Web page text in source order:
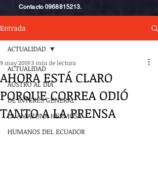
Contacto0968815213.
Entrada
ACTUALIDAD
AUSTRO AL DÍA
DE INTERÉS GENERAL
LA AMAZONA HERMOSA
HUMANOS DEL ECUADOR
ACTUALIDAD
AHORA ESTÁ CLARO
PORQUE CORREA ODIÓ
TANTO A LA PRENSA
9 may 20193 min de lectura